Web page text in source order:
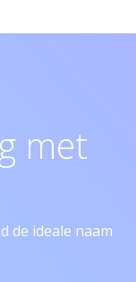
met
de ideale naam